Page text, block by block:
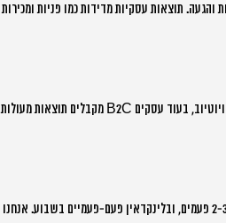
במדדי המעורבות והגעה. תוצאות עסקיות מדידות כמו פניות ומכירות
זה תלוי בקהל היעד שלכם ובמטרות העסקיות. עסקים B2B בדרך כלל מצליחים יותר בלינקדאין ויוטיוב, בעוד עסקים B2C מקבלים תוצאות מעולות
התדירות תלויה בפלטפורמה ובמטרות. בטיקטוק מומלץ לפרסם 3-5 פעמים בשבוע, באינסטגרם 2-3 פעמים, ובלינקדאין פעם-פעמיים בשבוע. אנחנו